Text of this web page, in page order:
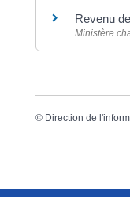
Revenu
Ministère
© Direction de